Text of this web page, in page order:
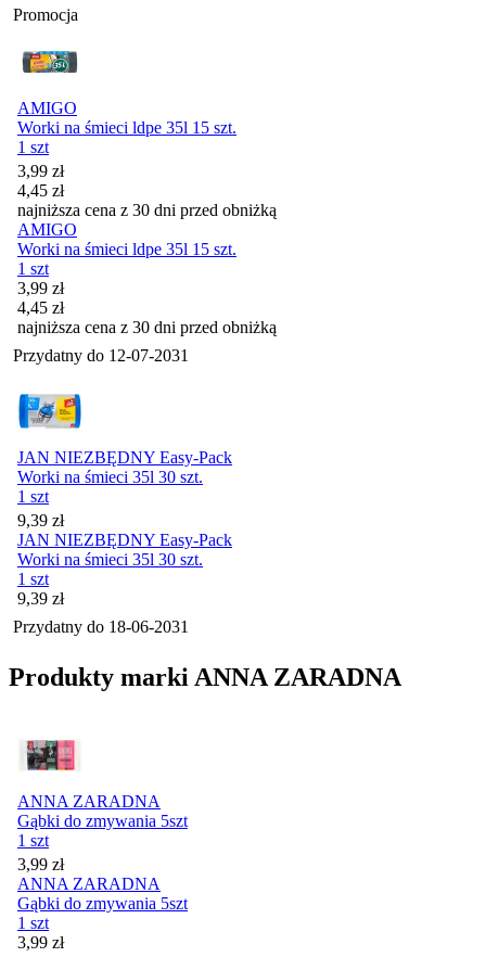
Promocja
AMIGO
Worki na śmieci ldpe 35l 15 szt.
1 szt
Cena promocyjna
3,99 zł
4,45 zł
najniższa cena z 30 dni przed obniżką
AMIGO
Worki na śmieci ldpe 35l 15 szt.
1 szt
Cena promocyjna
3,99 zł
4,45 zł
najniższa cena z 30 dni przed obniżką
Przydatny do 12-07-2031
JAN NIEZBĘDNY Easy-Pack
Worki na śmieci 35l 30 szt.
1 szt
Cena
9,39 zł
JAN NIEZBĘDNY Easy-Pack
Worki na śmieci 35l 30 szt.
1 szt
Cena
9,39 zł
Przydatny do 18-06-2031
Produkty marki ANNA ZARADNA
ANNA ZARADNA
Gąbki do zmywania 5szt
1 szt
Cena
3,99 zł
ANNA ZARADNA
Gąbki do zmywania 5szt
1 szt
Cena
3,99 zł